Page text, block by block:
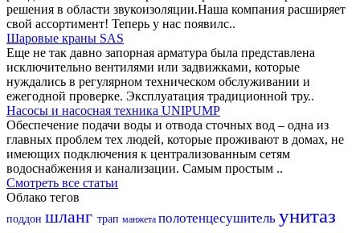
решения в области звукоизоляции.Наша компания расширяет
свой ассортимент! Теперь у нас появилс..
Шаровые краны SAS
Еще не так давно запорная арматура была представлена
исключительно вентилями или задвижками, которые
нуждались в регулярном техническом обслуживании и
ежегодной проверке. Эксплуатация традиционной тру..
Насосы и насосная техника UNIPUMP
Обеспечение подачи воды и отвода сточных вод – одна из
главных проблем тех людей, которые проживают в домах, не
имеющих подключения к централизованным сетям
водоснабжения и канализации. Самым простым ..
Смотреть все статьи
Облако тегов
поддон шланг трап манжета полотенцесушитель унитаз